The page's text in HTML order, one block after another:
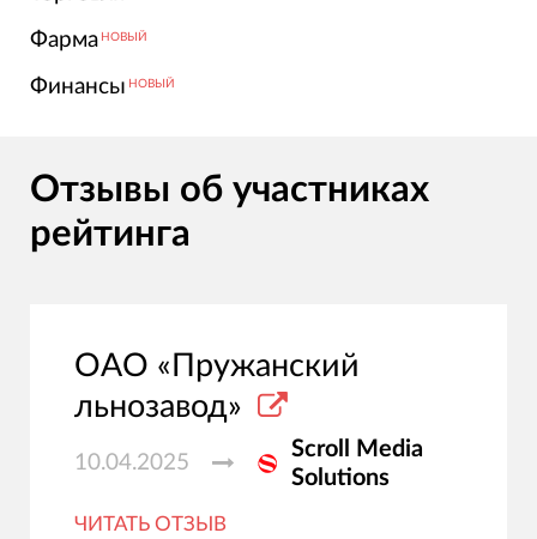
Фарма НОВЫЙ
Финансы НОВЫЙ
Отзывы об участниках
рейтинга
ОАО «Пружанский
льнозавод»
10.04.2025
Scroll Media
Solutions
ЧИТАТЬ ОТЗЫВ